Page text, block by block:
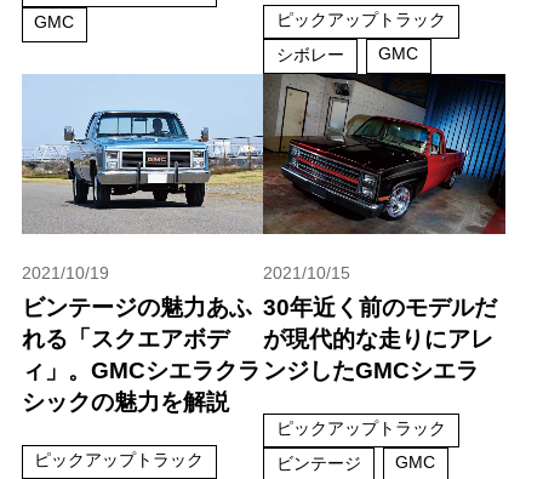
GMC
ピックアップトラック
シボレー
GMC
2021/10/19
ビンテージの魅力あふ
れる「スクエアボデ
ィ」。GMCシエラクラ
シックの魅力を解説
ピックアップトラック
2021/10/15
30年近く前のモデルだ
が現代的な走りにアレ
ンジしたGMCシエラ
ピックアップトラック
ビンテージ
GMC